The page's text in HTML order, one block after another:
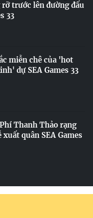
rỡ trước lên đường đấu
33
miễn chê của 'hot
dự SEA Games 33
Thanh Thảo rạng
quân SEA Games